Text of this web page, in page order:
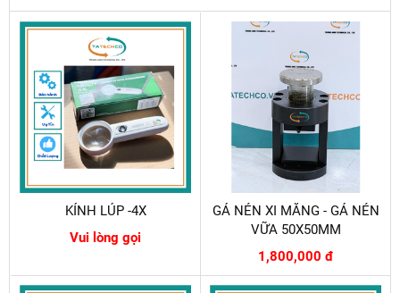
KÍNH LÚP -4X
Vui lòng gọi
GÁ NÉN XI MĂNG - GÁ NÉN
VỮA 50X50MM
1,800,000 đ